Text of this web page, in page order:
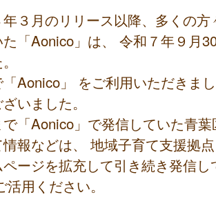
３月のリリース以降、多くの方
「Aonico」は、 令和７年９月
Aonico」 をご利用いただきま
いました。
で「Aonico」で発信していた青
報などは、 地域子育て支援拠
ージを拡充して引き続き発信し
活用ください。